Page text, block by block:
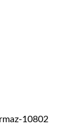
10802